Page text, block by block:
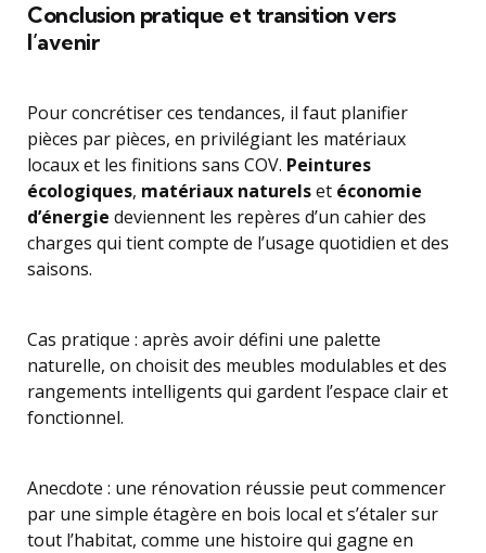
Conclusion pratique et transition vers
l’avenir
Pour concrétiser ces tendances, il faut planifier
pièces par pièces, en privilégiant les matériaux
locaux et les finitions sans COV. Peintures
écologiques, matériaux naturelset économie
d’énergie deviennent les repères d’un cahier des
charges qui tient compte de l’usage quotidien et des
saisons.
Cas pratique : après avoir défini une palette
naturelle, on choisit des meubles modulables et des
rangements intelligents qui gardent l’espace clair et
fonctionnel.
Anecdote : une rénovation réussie peut commencer
par une simple étagère en bois local et s’étaler sur
tout l’habitat, comme une histoire qui gagne en